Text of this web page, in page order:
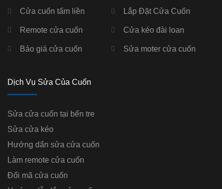
Cửa cuốn tấm liền Lắp Đặt Cửa Cuốn
Remote cửa cuốn Cửa kéo đài loan
Báo giá cửa cuốn Sửa moter cửa cuốn
Dịch Vụ Sửa Của Cuốn
Sửa cửa cuốn tại bến tre
Sửa cửa kéo
Hướng dẩn sửa cửa cuốn
Làm remote cửa cuốn
Đổi mã cửa cuốn